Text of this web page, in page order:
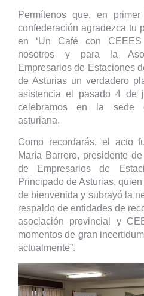
Permítenos que, en
confederación agradezca tu
en ‘Un Café con
nosotros y para la
Empresarios de Estaciones
de Asturias un verdadero
asistencia el pasado 4 de
celebramos en la sede
asturiana.
Como recordarás, el acto
María Barrero, presidente
de Empresarios de
Principado de Asturias,
de bienvenida y subrayó la
respaldo de entidades de
asociación provincial y
momentos de gran
actualmente”.